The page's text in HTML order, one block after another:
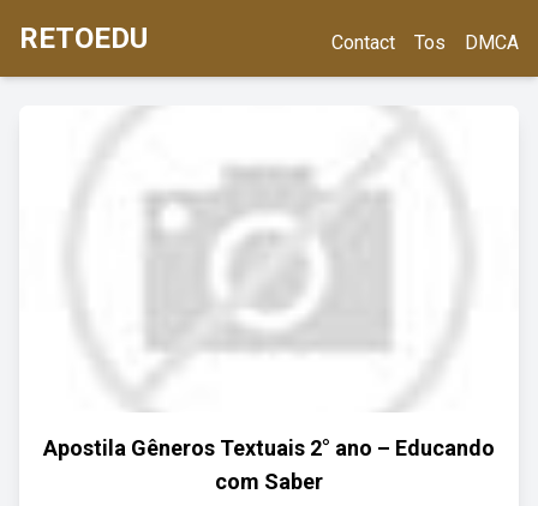
RETOEDU Contact Tos DMCA
Apostila Gêneros Textuais 2° ano – Educando
com Saber